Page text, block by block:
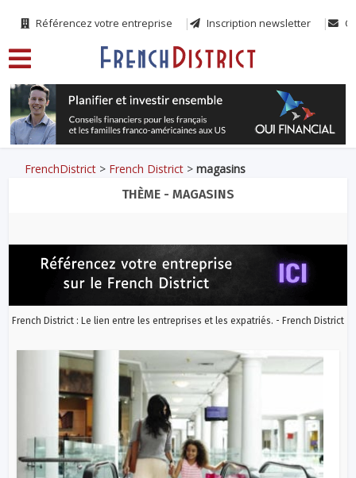
Référencez votre entreprise Inscription newsletter
FrenchDistrict > French District >magasins
THÈME - MAGASINS
French District : Le lien entre les entreprises et les expatriés. - French District